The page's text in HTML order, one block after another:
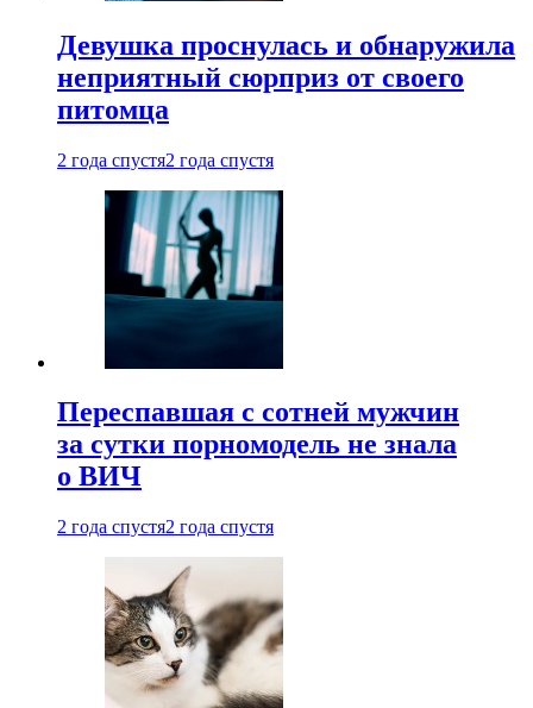
Девушка проснулась и обнаружила
неприятный сюрприз от своего
питомца
2 года спустя2 года спустя
Переспавшая с сотней мужчин
за сутки порномодель не знала
о ВИЧ
2 года спустя2 года спустя